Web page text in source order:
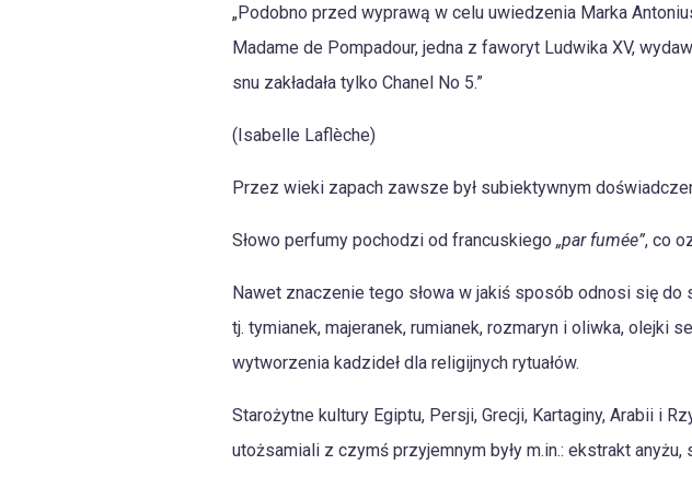
„Podobno przed wyprawą w celu uwiedzenia Marka
Madame de Pompadour, jedna z faworyt Ludwika XV,
snu zakładała tylko Chanel No 5.”
(Isabelle Laflèche)
Przez wieki zapach zawsze był subiektywnym
Słowo perfumy pochodzi od francuskiego „par fumée”, co
Nawet znaczenie tego słowa w jakiś sposób odnosi się do
tj. tymianek, majeranek, rumianek, rozmaryn i oliwka, olejki
wytworzenia kadzideł dla religijnych rytuałów.
Starożytne kultury Egiptu, Persji, Grecji, Kartaginy, Arabii i
utożsamiali z czymś przyjemnym były m.in.: ekstrakt